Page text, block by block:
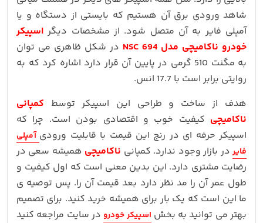
شاهد ورودی برق آن هستیم که بایستی از دستگاه و یا
آمپلی فایر به آن متصل شود. از مشخصات دیگر اسپیکر
خودرو ناکامیچی مدل NSC 694
در شکل ظاهری می توان
به مگنت 510 گرمی در پایین آن قرار دارد اشاره کرد که به
روایتی برابر است با 17.7 انس.
هدف از ساخت و طراحی این اسپیکر توسط کمپانی
ناکامیچی کیفیت خوب و اقتصادی بودن است. چرا که
اسپیکر حرفه ای در رنج این قیمت با قابلیت ورودی آمپلی
فایردر بازار وجود ندارد. کمپانی ناکامیچی همیشه سعی در
رضایت مشتری دارد. این بدین معنی است که اول کیفیت و
طول عمر آن را مد نظر دارد بعد قیمت آن را. پس توصیه ی
ما این است که یک بار برای همیشه خرید کنید. برای تصمیم
بهتر می توانید به بخش اسپیکر خودرودر سایت مراجعه کنید